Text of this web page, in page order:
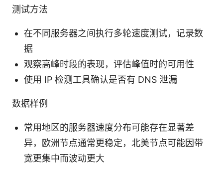
测试方法
在不同服务器之间执行多轮速度测试，记录数
据
观察高峰时段的表现，评估峰值时的可用性
使用 IP 检测工具确认是否有 DNS 泄漏
数据样例
常用地区的服务器速度分布可能存在显著差
异，欧洲节点通常更稳定，北美节点可能因带
宽更集中而波动更大